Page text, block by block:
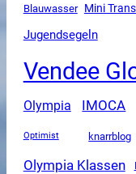
Blauwasser Mini
Jugendsegeln
Vendee
Olympia IMOCA
Optimist knarrblog
Olympia Klassen